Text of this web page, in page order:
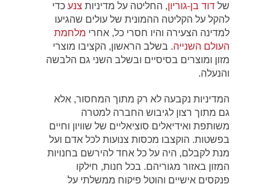
של דוד בן-גוריון, החליטה על מדיניות צנע כדי
להקל על הקליטה ההמונית של עולים שהגיעו
למדינה הצעירה והיו חסרי כל, אחרי מלחמת
העולם השנייה. בשלב הראשון, הקציבו מוצרי
מזון ומוצרים בסיסיים ובשלב השני גם הלבשה
והנעלה.
המדיניות נקבעה לא רק מתוך המחסור, אלא
גם מתוך רצון לגיבוש החברה למטרה
משותפת ואידיאלים סוציאליים של שוויון וחיים
בפשטות. הוקצבו מכסות צנועות לכל אדם ועל
מנת לקבלם, היה על כל אחד להירשם בחנויות
המזון באזור מגוריהם. בכל חנות, חילקו
פנקסים אישיים והוטל פיקוח ממשלתי על